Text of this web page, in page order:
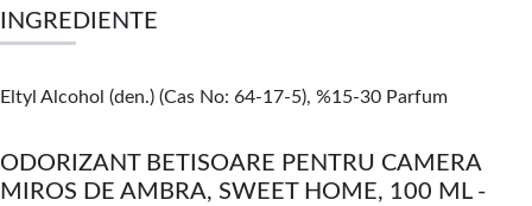
INGREDIENTE
Eltyl Alcohol (den.) (Cas No: 64-17-5), %15-30 Parfum
ODORIZANT BETISOARE PENTRU CAMERA
MIROS DE AMBRA, SWEET HOME, 100 ML -